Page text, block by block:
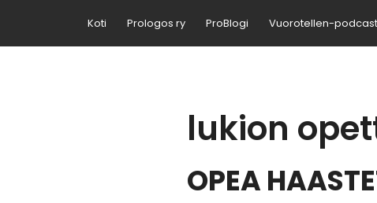
Koti Prologos ry ProBlogi Vuorotellen-podcast
lukion
OPEA